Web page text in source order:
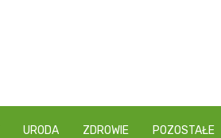
URODA ZDROWIE POZOSTAŁE